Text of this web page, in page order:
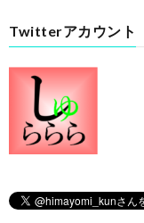
Twitterアカウント